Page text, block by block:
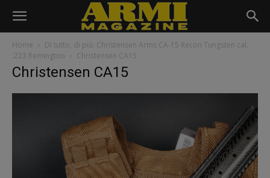
Home
Di tutto, di più: Christensen Arms CA-15 Recon Tungsten cal.
.223 Remington
Christensen CA15
Christensen CA15